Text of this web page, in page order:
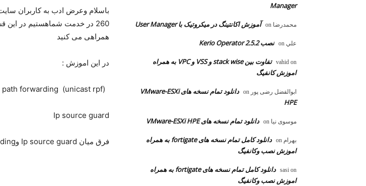
همراهی می کنید
در این اموزش :
(unicast reverse path forwarding (unicast rpf
Ip source guard
فرق میان Ip source guard وunicast reverse path forwarding
Manager
محمدرضا آموزش اکانتینگ در میکروتیک با User Manager
علي نصب Kerio Operator 2.5.2
vahid on
تفاوت بین stack wise و VSS و VPC به همراه
اموزش کانفیگ
ابوالفضل رضی پور
دانلود تمام نسخه های VMware-ESXi
HPE
موسوی نیا دانلود تمام نسخه های VMware-ESXi HPE
بهرام
دانلود کامل تمام نسخه های fortigate به همراه
اموزش نصب وکانفیگ
sasi on
دانلود کامل تمام نسخه های fortigate به همراه
اموزش نصب وکانفیگ